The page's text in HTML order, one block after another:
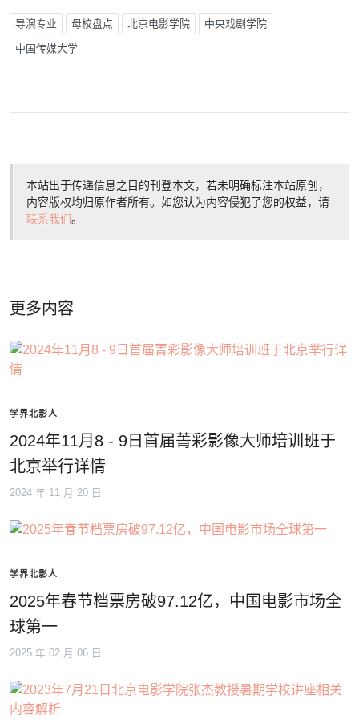
导演专业 母校盘点 北京电影学院 中央戏剧学院
中国传媒大学
本站出于传递信息之目的刊登本文，若未明确标注本站原创，
内容版权均归原作者所有。如您认为内容侵犯了您的权益，请
联系我们。
更多内容
学界北影人
2024年11月8 - 9日首届菁彩影像大师培训班于
北京举行详情
2024 年 11 月 20 日
学界北影人
2025年春节档票房破97.12亿，中国电影市场全
球第一
2025 年 02 月 06 日